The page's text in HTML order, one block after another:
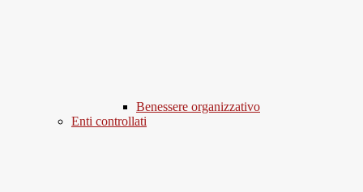
Benessere organizzativo
Enti controllati